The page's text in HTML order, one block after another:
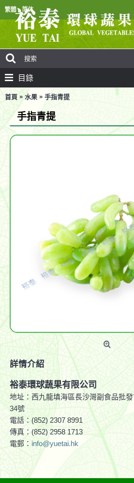
目錄
首頁 » 水果 » 手指青提
手指青提
詳情介紹
裕泰環球蔬果有限公司
地址：西九龍填海區長沙灣副食品批
34號
電話：(852) 2307 8991
傳真：(852) 2958 1713
電郵：info@yuetai.hk